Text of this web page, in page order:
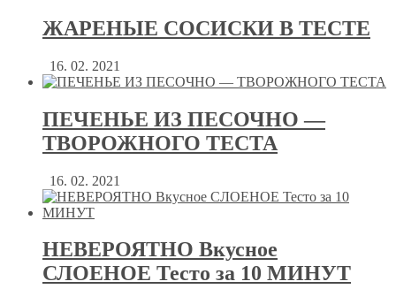
ЖАРЕНЫЕ СОСИСКИ В ТЕСТЕ
16. 02. 2021
ПЕЧЕНЬЕ ИЗ ПЕСОЧНО —
ТВОРОЖНОГО ТЕСТА
16. 02. 2021
НЕВЕРОЯТНО Вкусное
СЛОЕНОЕ Тесто за 10 МИНУТ